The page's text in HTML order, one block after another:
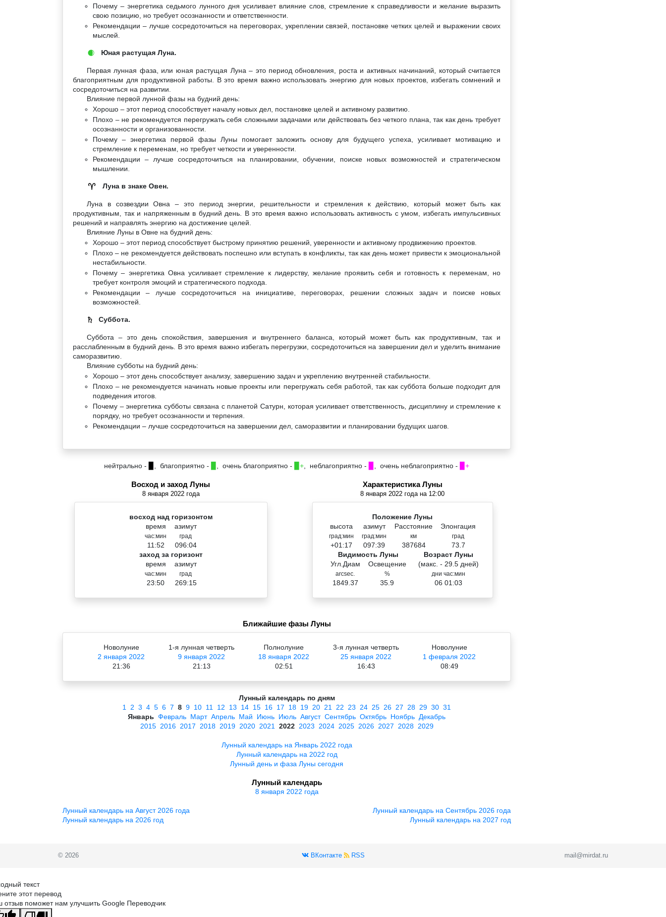
Почему – энергетика седьмого лунного дня усиливает влияние слов, стремление к справедливости и желание выразить
свою позицию, но требует осознанности и ответственности.
Рекомендации – лучше сосредоточиться на переговорах, укреплении связей, постановке четких целей и выражении своих
мыслей.
🌒 Юная растущая Луна.
Первая лунная фаза, или юная растущая Луна – это период обновления, роста и активных начинаний, который считается
благоприятным для продуктивной работы. В это время важно использовать энергию для новых проектов, избегать сомнений и
сосредоточиться на развитии.
Влияние первой лунной фазы на будний день:
Хорошо – этот период способствует началу новых дел, постановке целей и активному развитию.
Плохо – не рекомендуется перегружать себя сложными задачами или действовать без четкого плана, так как день требует
осознанности и организованности.
Почему – энергетика первой фазы Луны помогает заложить основу для будущего успеха, усиливает мотивацию и
стремление к переменам, но требует четкости и уверенности.
Рекомендации – лучше сосредоточиться на планировании, обучении, поиске новых возможностей и стратегическом
мышлении.
♈ Луна в знаке Овен.
Луна в созвездии Овна – это период энергии, решительности и стремления к действию, который может быть как
продуктивным, так и напряженным в будний день. В это время важно использовать активность с умом, избегать импульсивных
решений и направлять энергию на достижение целей.
Влияние Луны в Овне на будний день:
Хорошо – этот период способствует быстрому принятию решений, уверенности и активному продвижению проектов.
Плохо – не рекомендуется действовать поспешно или вступать в конфликты, так как день может привести к эмоциональной
нестабильности.
Почему – энергетика Овна усиливает стремление к лидерству, желание проявить себя и готовность к переменам, но
требует контроля эмоций и стратегического подхода.
Рекомендации – лучше сосредоточиться на инициативе, переговорах, решении сложных задач и поиске новых
возможностей.
♄ Суббота.
Суббота – это день спокойствия, завершения и внутреннего баланса, который может быть как продуктивным, так и
расслабленным в будний день. В это время важно избегать перегрузки, сосредоточиться на завершении дел и уделить внимание
саморазвитию.
Влияние субботы на будний день:
Хорошо – этот день способствует анализу, завершению задач и укреплению внутренней стабильности.
Плохо – не рекомендуется начинать новые проекты или перегружать себя работой, так как суббота больше подходит для
подведения итогов.
Почему – энергетика субботы связана с планетой Сатурн, которая усиливает ответственность, дисциплину и стремление к
порядку, но требует осознанности и терпения.
Рекомендации – лучше сосредоточиться на завершении дел, саморазвитии и планировании будущих шагов.
нейтрально - , благоприятно - , очень благоприятно - ▉+ , неблагоприятно - , очень неблагоприятно - ▉+
Восход и заход Луны
8 января 2022 года
восход над горизонтом
время
час:мин
11:52
азимут
град
096:04
заход за горизонт
время
час:мин
23:50
азимут
град
269:15
Характеристика Луны
8 января 2022 года на 12:00
Положение Луны
высота
град:мин
+01:17
азимут
град:мин
097:39
Расстояние
км
387684
Элонгация
град
73.7
Видимость Луны
Угл.Диам
arcsec.
1849.37
Освещение
%
35.9
Возраст Луны
(макс. - 29.5 дней)
дни час:мин
06 01:03
Ближайшие фазы Луны
Новолуние
2 января 2022
21:36
1-я лунная четверть
9 января 2022
21:13
Полнолуние
18 января 2022
02:51
3-я лунная четверть
25 января 2022
16:43
Новолуние
1 февраля 2022
08:49
Лунный календарь по дням
1
2 3 4 5 6 7 8 9 10 11 12 13 14 15 16 17 18 19 20 21 22 23 24 25 26 27 28 29 30 31
Январь Февраль Март Апрель Май Июнь Июль Август Сентябрь Октябрь Ноябрь Декабрь
2015 2016 2017 2018 2019 2020 2021 2022 2023 2024 2025 2026 2027 2028 2029
Лунный календарь на Январь 2022 года
Лунный календарь на 2022 год
Лунный день и фаза Луны сегодня
Лунный календарь
8 января 2022 года
Лунный календарь на Август 2026 года
Лунный календарь на 2026 год
Лунный календарь на Сентябрь 2026 года
Лунный календарь на 2027 год
© 2026 ВКонтакте RSS mail@mirdat.ru
текст
этот перевод
отзыв поможет нам улучшить Google Переводчик